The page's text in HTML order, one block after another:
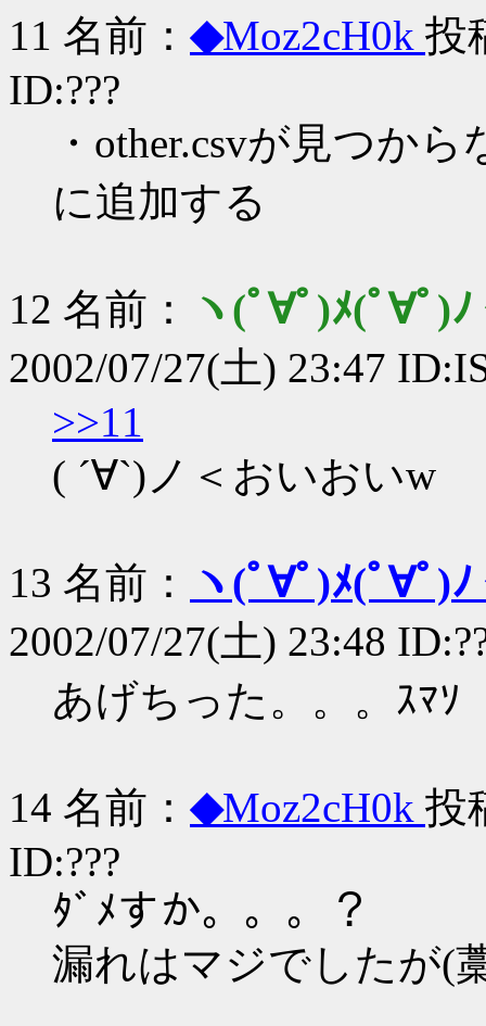
11 名前： ◆Moz2cH0k 投
ID:???
・other.csvが見つか
に追加する
12 名前：
ヽ(ﾟ∀ﾟ)ﾒ(ﾟ∀ﾟ)
2002/07/27(土) 23:47
>>11
( ´∀`)ノ＜おいおいw
13 名前：
ヽ(ﾟ∀ﾟ)ﾒ(ﾟ∀ﾟ)
2002/07/27(土) 23:48
あげちった。。。ｽﾏｿ
14 名前： ◆Moz2cH0k 投
ID:???
ﾀﾞﾒすか。。。？
漏れはマジでしたが(